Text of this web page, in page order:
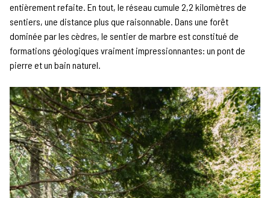
entièrement refaite. En tout, le réseau cumule 2,2 kilomètres de
sentiers, une distance plus que raisonnable. Dans une forêt
dominée par les cèdres, le sentier de marbre est constitué de
formations géologiques vraiment impressionnantes: un pont de
pierre et un bain naturel.